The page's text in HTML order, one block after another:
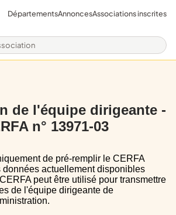
association
DépartementsAnnoncesAssociations inscrites
de l'équipe dirigeante -
n° 13971-03
données actuellement disponibles
peut être utilisé pour transmettre
de l'équipe dirigeante de